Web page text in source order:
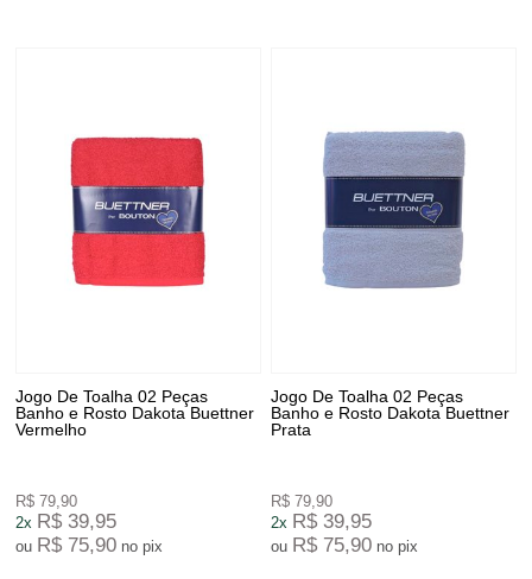
Jogo De Toalha 02 Peças
Banho e Rosto Dakota Buettner
Vermelho
R$ 79,90
2x R$ 39,95
ou R$ 75,90 no pix
Jogo De Toalha 02 Peças
Banho e Rosto Dakota Buettner
Prata
R$ 79,90
2x R$ 39,95
ou R$ 75,90 no pix